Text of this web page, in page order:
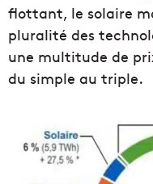
flottant, le solaire
pluralité des
une multitude de
du simple au triple.